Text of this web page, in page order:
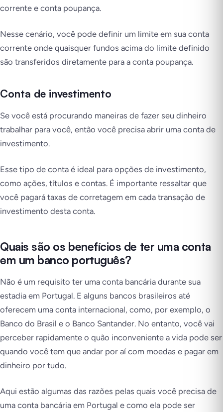
corrente e conta poupança.
Nesse cenário, você pode definir um limite em sua conta
corrente onde quaisquer fundos acima do limite definido
são transferidos diretamente para a conta poupança.
Conta de investimento
Se você está procurando maneiras de fazer seu dinheiro
trabalhar para você, então você precisa abrir uma conta de
investimento.
Esse tipo de conta é ideal para opções de investimento,
como ações, títulos e contas. É importante ressaltar que
você pagará taxas de corretagem em cada transação de
investimento desta conta.
Quais são os benefícios de ter uma conta
em um banco português?
Não é um requisito ter uma conta bancária durante sua
estadia em Portugal. E alguns bancos brasileiros até
oferecem uma conta internacional, como, por exemplo, o
Banco do Brasil e o Banco Santander. No entanto, você vai
perceber rapidamente o quão inconveniente a vida pode ser
quando você tem que andar por aí com moedas e pagar em
dinheiro por tudo.
Aqui estão algumas das razões pelas quais você precisa de
uma conta bancária em Portugal e como ela pode ser